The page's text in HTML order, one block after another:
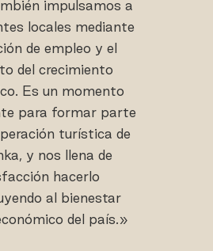
impulsamos a
locales mediante
de empleo y el
del crecimiento
Es un momento
para formar parte
turística de
y nos llena de
hacerlo
al bienestar
del país.»